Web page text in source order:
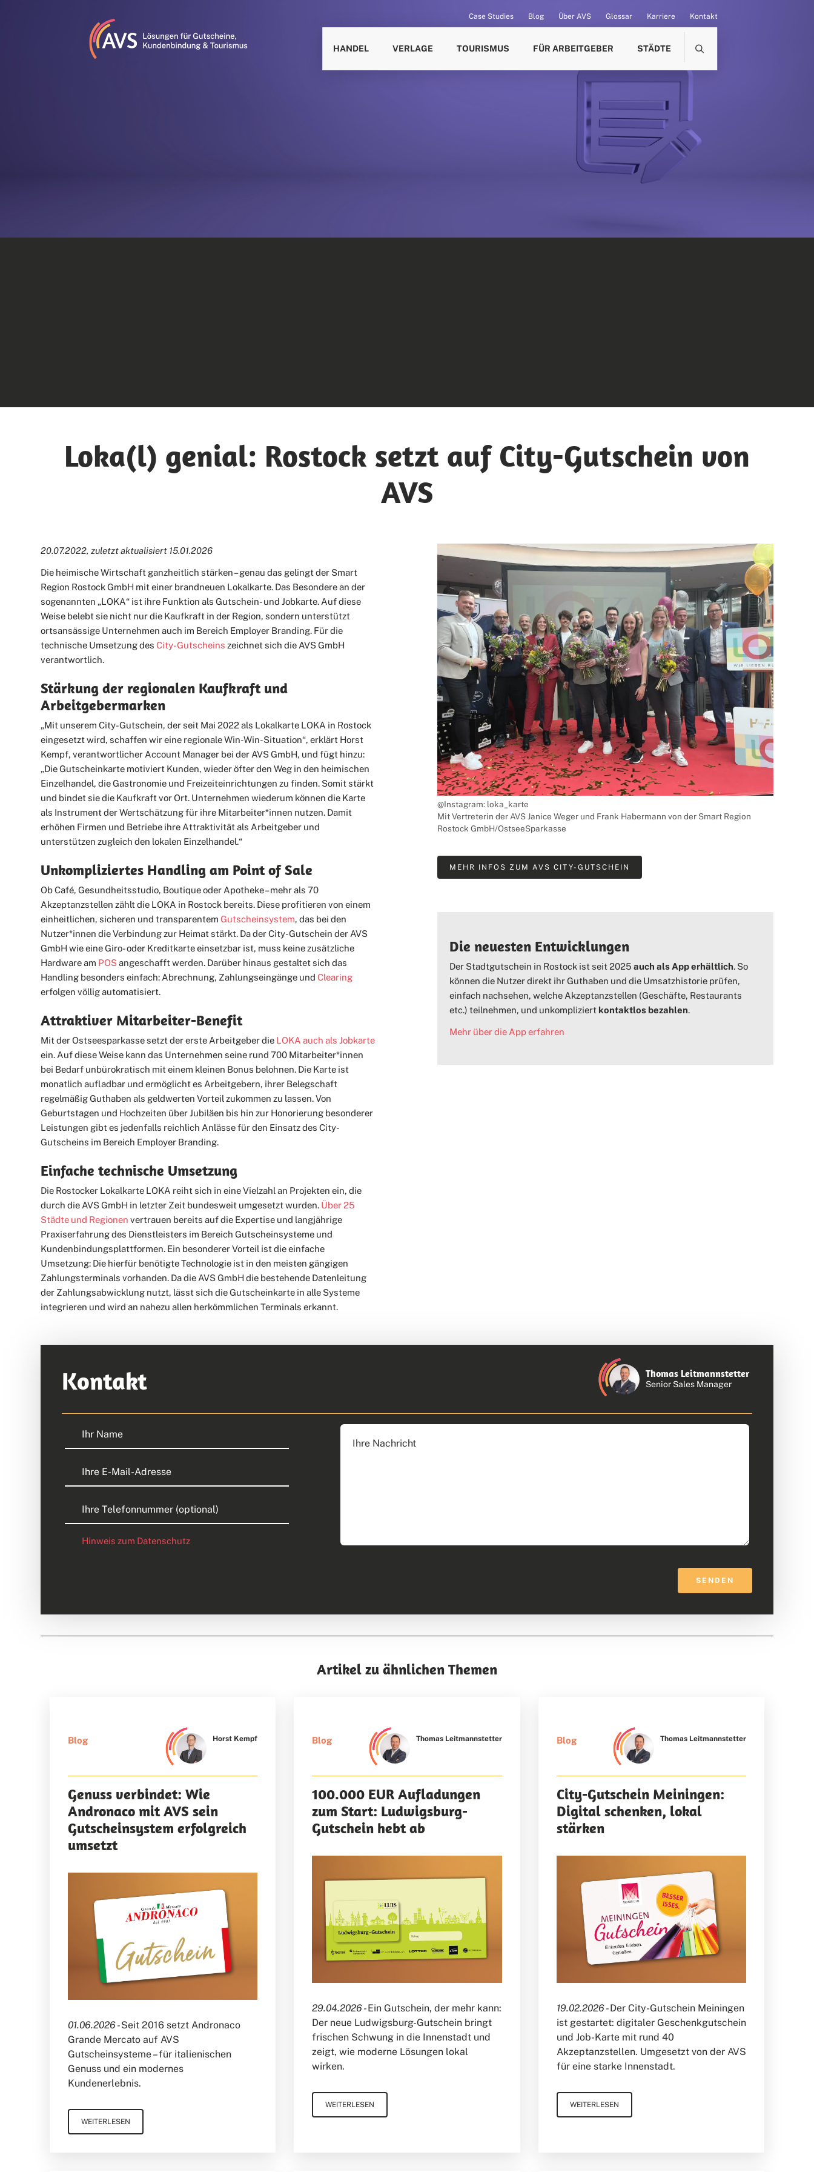
Case Studies Blog Über AVS Glossar Karriere Kontakt
HANDEL VERLAGE TOURISMUS FÜR ARBEITGEBER STÄDTE
Loka(l) genial: Rostock setzt auf City-Gutschein von
AVS
20.07.2022, zuletzt aktualisiert 15.01.2026
Die heimische Wirtschaft ganzheitlich stärken – genau das gelingt der Smart
Region Rostock GmbH mit einer brandneuen Lokalkarte. Das Besondere an der
sogenannten „LOKA“ ist ihre Funktion als Gutschein- und Jobkarte. Auf diese
Weise belebt sie nicht nur die Kaufkraft in der Region, sondern unterstützt
ortsansässige Unternehmen auch im Bereich Employer Branding. Für die
technische Umsetzung desCity-Gutscheins zeichnet sich die AVS GmbH
verantwortlich.
Stärkung der regionalen Kaufkraft und
Arbeitgebermarken
„Mit unserem City-Gutschein, der seit Mai 2022 als Lokalkarte LOKA in Rostock
eingesetzt wird, schaffen wir eine regionale Win-Win-Situation“, erklärt Horst
Kempf, verantwortlicher Account Manager bei der AVS GmbH, und fügt hinzu:
„Die Gutscheinkarte motiviert Kunden, wieder öfter den Weg in den heimischen
Einzelhandel, die Gastronomie und Freizeiteinrichtungen zu finden. Somit stärkt
und bindet sie die Kaufkraft vor Ort. Unternehmen wiederum können die Karte
als Instrument der Wertschätzung für ihre Mitarbeiter*innen nutzen. Damit
erhöhen Firmen und Betriebe ihre Attraktivität als Arbeitgeber und
unterstützen zugleich den lokalen Einzelhandel.“
Unkompliziertes Handling am Point of Sale
Ob Café, Gesundheitsstudio, Boutique oder Apotheke – mehr als 70
Akzeptanzstellen zählt die LOKA in Rostock bereits. Diese profitieren von einem
einheitlichen, sicheren und transparentem Gutscheinsystem, das bei den
Nutzer*innen die Verbindung zur Heimat stärkt. Da der City-Gutschein der AVS
GmbH wie eine Giro- oder Kreditkarte einsetzbar ist, muss keine zusätzliche
Hardware am POSangeschafft werden. Darüber hinaus gestaltet sich das
Handling besonders einfach: Abrechnung, Zahlungseingänge undClearing
erfolgen völlig automatisiert.
Attraktiver Mitarbeiter-Benefit
Mit der Ostseesparkasse setzt der erste Arbeitgeber die LOKA auch als Jobkarte
ein. Auf diese Weise kann das Unternehmen seine rund 700 Mitarbeiter*innen
bei Bedarf unbürokratisch mit einem kleinen Bonus belohnen. Die Karte ist
monatlich aufladbar und ermöglicht es Arbeitgebern, ihrer Belegschaft
regelmäßig Guthaben als geldwerten Vorteil zukommen zu lassen. Von
Geburtstagen und Hochzeiten über Jubiläen bis hin zur Honorierung besonderer
Leistungen gibt es jedenfalls reichlich Anlässe für den Einsatz des City-
Gutscheins im Bereich Employer Branding.
Einfache technische Umsetzung
Die Rostocker Lokalkarte LOKA reiht sich in eine Vielzahl an Projekten ein, die
durch die AVS GmbH in letzter Zeit bundesweit umgesetzt wurden. Über 25
Städte und Regionen vertrauen bereits auf die Expertise und langjährige
Praxiserfahrung des Dienstleisters im Bereich Gutscheinsysteme und
Kundenbindungsplattformen. Ein besonderer Vorteil ist die einfache
Umsetzung: Die hierfür benötigte Technologie ist in den meisten gängigen
Zahlungsterminals vorhanden. Da die AVS GmbH die bestehende Datenleitung
der Zahlungsabwicklung nutzt, lässt sich die Gutscheinkarte in alle Systeme
integrieren und wird an nahezu allen herkömmlichen Terminals erkannt.
@Instagram: loka_karte
Mit Vertreterin der AVS Janice Weger und Frank Habermann von der Smart Region
Rostock GmbH/OstseeSparkasse
MEHR INFOS ZUM AVS CITY-GUTSCHEIN
Die neuesten Entwicklungen
Der Stadtgutschein in Rostock ist seit 2025 auch als App erhältlich. So
können die Nutzer direkt ihr Guthaben und die Umsatzhistorie prüfen,
einfach nachsehen, welche Akzeptanzstellen (Geschäfte, Restaurants
etc.) teilnehmen, und unkompliziert kontaktlos bezahlen.
Mehr über die App erfahren
Kontakt Thomas Leitmannstetter
Senior Sales Manager
Hinweis zum Datenschutz
SENDEN
Artikel zu ähnlichen Themen
Blog Horst Kempf
Genuss verbindet: Wie
Andronaco mit AVS sein
Gutscheinsystem erfolgreich
umsetzt
01.06.2026 -Seit 2016 setzt Andronaco
Grande Mercato auf AVS
Gutscheinsysteme – für italienischen
Genuss und ein modernes
Kundenerlebnis.
WEITERLESEN
Blog Thomas Leitmannstetter
100.000 EUR Aufladungen
zum Start: Ludwigsburg-
Gutschein hebt ab
29.04.2026 -Ein Gutschein, der mehr kann:
Der neue Ludwigsburg-Gutschein bringt
frischen Schwung in die Innenstadt und
zeigt, wie moderne Lösungen lokal
wirken.
WEITERLESEN
Blog Thomas Leitmannstetter
City-Gutschein Meiningen:
Digital schenken, lokal
stärken
19.02.2026 -Der City-Gutschein Meiningen
ist gestartet: digitaler Geschenkgutschein
und Job-Karte mit rund 40
Akzeptanzstellen. Umgesetzt von der AVS
für eine starke Innenstadt.
WEITERLESEN